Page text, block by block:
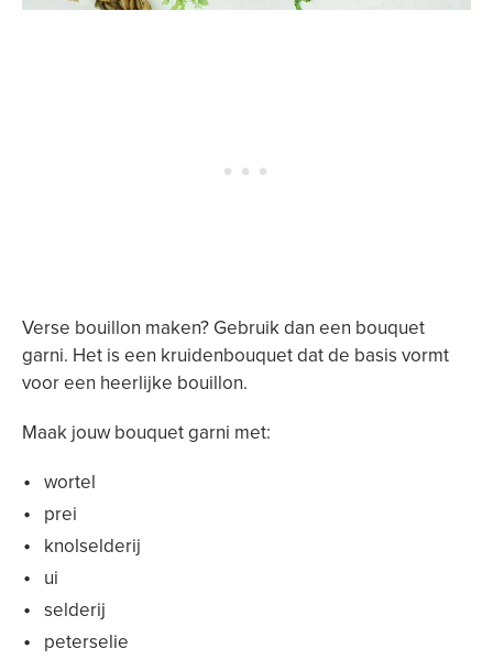
Verse bouillon maken? Gebruik dan een bouquet
garni. Het is een kruidenbouquet dat de basis vormt
voor een heerlijke bouillon.
Maak jouw bouquet garni met:
wortel
prei
knolselderij
ui
selderij
peterselie